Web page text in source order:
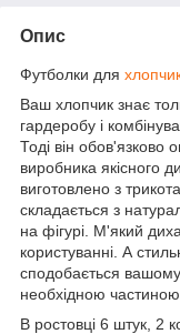
Опис
Футболки для
Ваш хлопчик знає
гардеробу і
Тоді він обов'язково
виробника якісного
виготовлено з
складається з
на фігурі. М'який
користуванні. А
сподобається вашому
необхідною частиною
В ростовці 6 штук, 2